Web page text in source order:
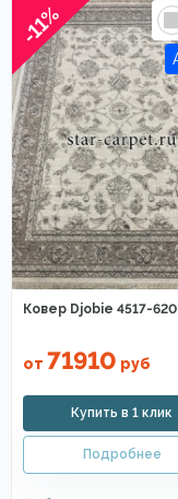
-11%
Ковер Djobie 4517-620
от 71910 руб